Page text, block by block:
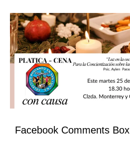
Facebook Comments Box